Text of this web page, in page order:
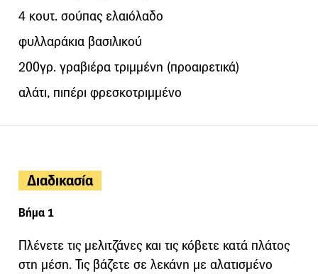
4 κουτ. σούπας ελαιόλαδο
φυλλαράκια βασιλικού
200γρ. γραβιέρα τριμμένη (προαιρετικά)
αλάτι, πιπέρι φρεσκοτριμμένο
Διαδικασία
Βήμα 1
Πλένετε τις μελιτζάνες και τις κόβετε κατά πλάτος
στη μέση. Τις βάζετε σε λεκάνη με αλατισμένο